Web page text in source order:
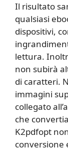
Il risultato
qualsiasi
dispositivi,
lettura.
non subirà
di caratteri.
immagini
collegato
che
K2pdfopt
conversione